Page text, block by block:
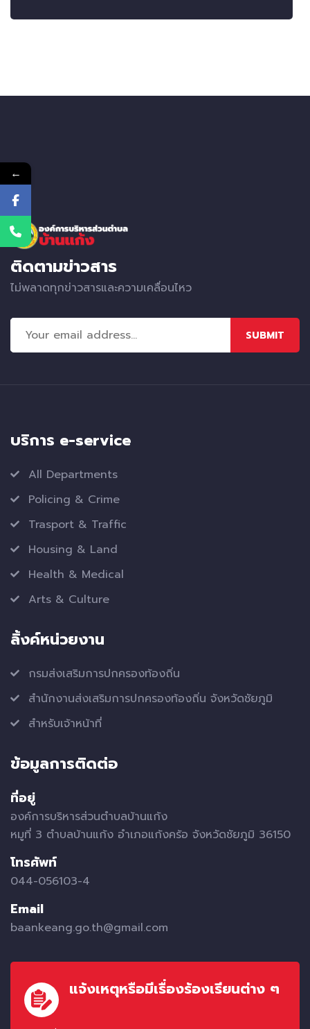
ติดตามข่าวสาร
ไม่พลาดทุกข่าวสารและความเคลื่อนไหว
SUBMIT
บริการ e-service
All Departments
Policing & Crime
Trasport & Traffic
Housing & Land
Health & Medical
Arts & Culture
ลิ้งค์หน่วยงาน
กรมส่งเสริมการปกครองท้องถิ่น
สำนักงานส่งเสริมการปกครองท้องถิ่น จังหวัดชัยภูมิ
สำหรับเจ้าหน้าที่
ข้อมูลการติดต่อ
ที่อยู่
องค์การบริหารส่วนตำบลบ้านแก้ง
หมูที่ 3 ตำบลบ้านแก้ง อำเภอแก้งคร้อ จังหวัดชัยภูมิ 36150
โทรศัพท์
044-056103-4
Email
baankeang.go.th@gmail.com
แจ้งเหตุหรือมีเรื่องร้องเรียนต่าง ๆ
←